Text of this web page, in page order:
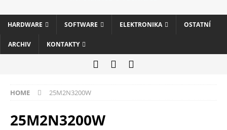
HARDWARE SOFTWARE ELEKTRONIKA OSTATNÍ
ARCHIV KONTAKTY
HOME 25M2N3200W
25M2N3200W